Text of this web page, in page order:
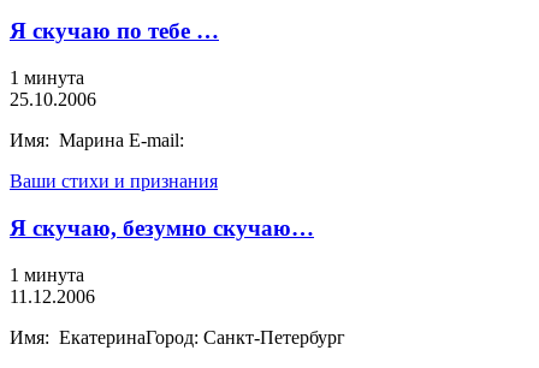
Я скучаю по тебе …
1 минута
25.10.2006
Имя: Марина E-mail:
Ваши стихи и признания
Я скучаю, безумно скучаю…
1 минута
11.12.2006
Имя: ЕкатеринаГород: Санкт-Петербург